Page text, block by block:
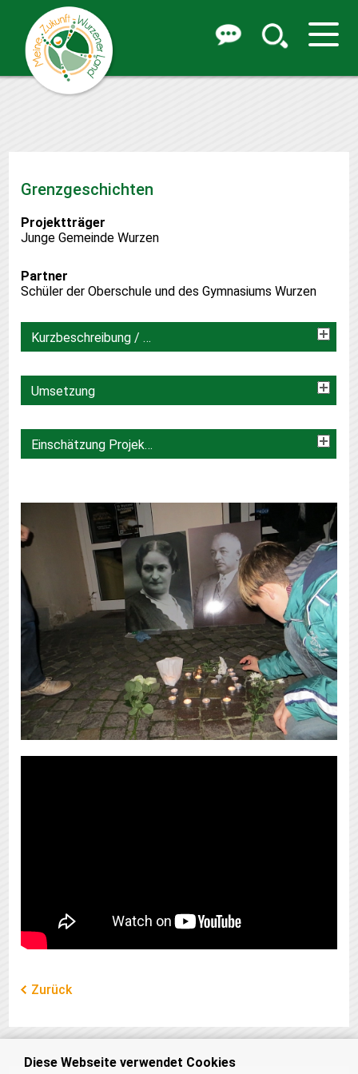
Grenzgeschichten
Projektträger
Junge Gemeinde Wurzen
Partner
Schüler der Oberschule und des Gymnasiums Wurzen
Kurzbeschreibung / Zielsetzung
Umsetzung
Einschätzung Projektbeirat
Zurück
Diese Webseite verwendet Cookies